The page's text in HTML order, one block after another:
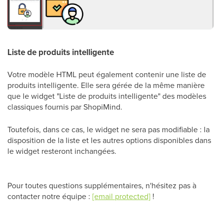
Liste de produits intelligente
Votre modèle HTML peut également contenir une liste de
produits intelligente. Elle sera gérée de la même manière
que le widget "Liste de produits intelligente" des modèles
classiques fournis par ShopiMind.
Toutefois, dans ce cas, le widget ne sera pas modifiable : la
disposition de la liste et les autres options disponibles dans
le widget resteront inchangées.
Pour toutes questions supplémentaires, n'hésitez pas à
contacter notre équipe : [email protected] !